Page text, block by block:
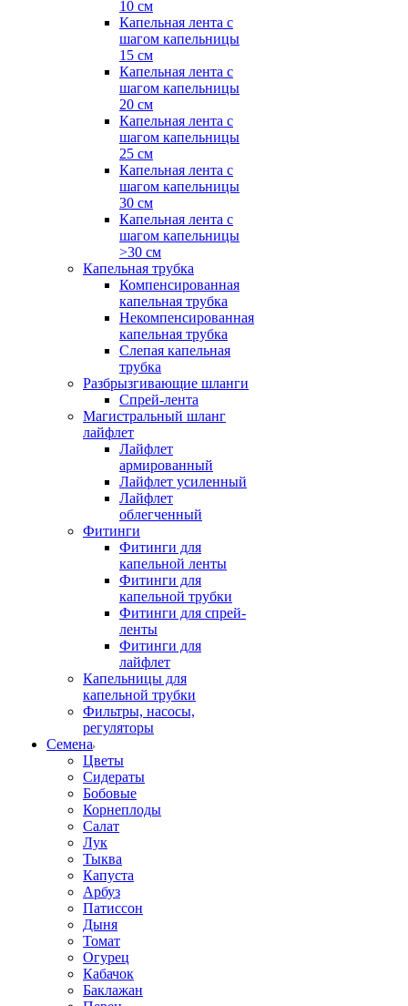
10 см
Капельная лента с
шагом капельницы
15 см
Капельная лента с
шагом капельницы
20 см
Капельная лента с
шагом капельницы
25 см
Капельная лента с
шагом капельницы
30 см
Капельная лента с
шагом капельницы
>30 см
Капельная трубка
Компенсированная
капельная трубка
Некомпенсированная
капельная трубка
Слепая капельная
трубка
Разбрызгивающие шланги
Спрей-лента
Магистральный шланг
лайфлет
Лайфлет
армированный
Лайфлет усиленный
Лайфлет
облегченный
Фитинги
Фитинги для
капельной ленты
Фитинги для
капельной трубки
Фитинги для спрей-
ленты
Фитинги для
лайфлет
Капельницы для
капельной трубки
Фильтры, насосы,
регуляторы
Семена
Цветы
Сидераты
Бобовые
Корнеплоды
Салат
Лук
Тыква
Капуста
Арбуз
Патиссон
Дыня
Томат
Огурец
Кабачок
Баклажан